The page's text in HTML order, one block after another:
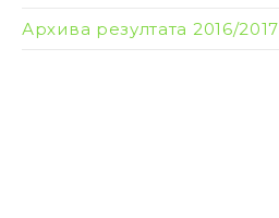
Архива резултата 2016/2017